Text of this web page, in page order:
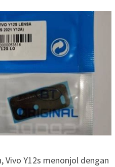
Vivo Y12s menonjol dengan